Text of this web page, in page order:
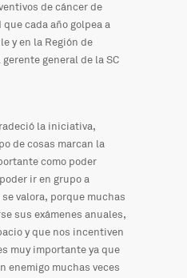
de cáncer de
cada año golpea a
y en la Región de
general de la SC
la iniciativa,
de cosas marcan la
como poder
ir en grupo a
valora, porque muchas
sus exámenes anuales,
y que nos incentiven
muy importante ya que
enemigo muchas veces